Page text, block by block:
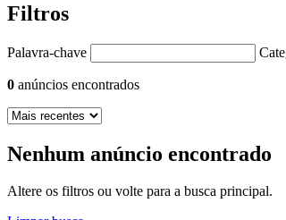
Filtros
Palavra-chave
0 anúncios encontrados
Nenhum anúncio encontrado
Altere os filtros ou volte para a busca principal.